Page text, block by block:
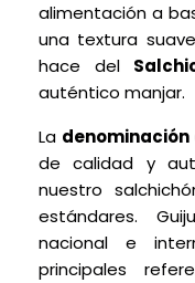
alimentación a
una textura
hace del
auténtico manjar.
La denominación
de calidad y
nuestro
estándares.
nacional e
principales